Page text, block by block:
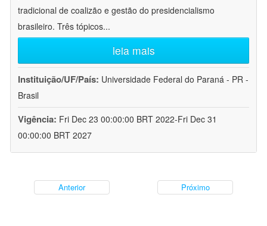
tradicional de coalizão e gestão do presidencialismo
brasileiro. Três tópicos...
leia mais
Instituição/UF/País: Universidade Federal do Paraná - PR -
Brasil
Vigência: Fri Dec 23 00:00:00 BRT 2022-Fri Dec 31
00:00:00 BRT 2027
Anterior Próximo